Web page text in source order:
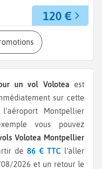
120 €
un vol Volotea est
sur cette
Montpellier
vous pouvez
Volotea Montpellier
de 86 € TTC l'aller
2026 et un retour le